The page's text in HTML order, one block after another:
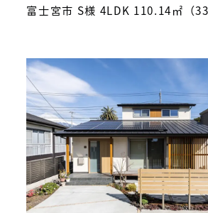
富士宮市 S様 4LDK 110.14㎡（